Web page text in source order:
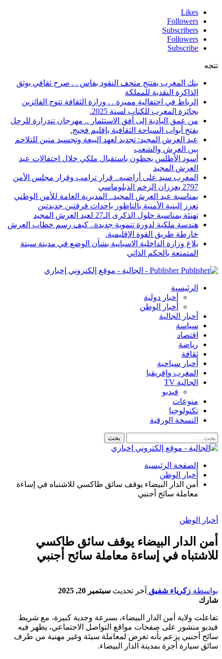
Likes
Followers
Subscribers
Followers
Subscribe
تتجه
بنك المغرب يفتتح متحف النقود بفاس . . صرح ثقافي يوثق
الذاكرة النقدية للمملكة
الرباط في احتفالية مميزة . . وزارة الثقافة تتوج الفائزين
بجائزة المغرب للكتاب لسنة 2025.
من عمق البادية إلى أفق الاستثمار .. مهرجان تندرارة للرحل
يفتح أبواب السياحة الثقافية بإقليم فجيج.
عيد العرش المجيد: تجديد لعهد البيعة وتجسيد متين للتلاحم
بين العرش والشعب
أسود الأطلس يحظون باستقبال ملكي خلال احتفالات عيد
العرش المجيد
المغرب سيد على أراضيه.. قرار ترامب وقرار مجلس الأمن
2797 يعززان الزخم الدبلوماسي
بمناسبة عيد العرش المجيد.. المديرية العامة للأمن الوطني
تعزز البنية الأمنية بالناظور بإحداث فرقتين جديدتين
تهنئة بمناسبة حلول الذكرى الـ27 لعيد العرش المجيد
هندسة ملكية لدورة تنموية جديدة.. كيف رسم خطاب العرش
خارطة طريق القوة الإقليمية.
بلاغ وزارة الداخلية الاسبانية بشأن الوضع في مدينة سبتة
المتمتعة بالحكم الذاتي
Publisher - الجالية - موقع إلكتروني إخباري
الرئيسية
أخبار دولية
أخبار الوطن
أخبار الجالية
سياسة
اقتصاد
رياضة
ثقافة
أخبار سياحية
المغرب وإفريقيا
الجالية TV
فيديو
منوعات
تكنولوجيا
النسخة الورقية
الصفحة الرئيسية
أخبار الوطن
أمن الدار البيضاء يوقف سائق طاكسي للاشتباه في إساءة
معاملة سائح أجنبي
أخبار الوطن
أمن الدار البيضاء يوقف سائق طاكسي
للاشتباه في إساءة معاملة سائح أجنبي
بواسطة زكرياء شفيق آخر تحديث سبتمبر 20, 2025
شارك
تفاعلت ولاية أمن الدار البيضاء، بسرعة وجدية كبيرة، مع شريط
فيديو منشور على صفحات مواقع التواصل الاجتماعي، يظهر فيه
سائح أجنبي يزعم بأنه تعرض لمعاملة سيئة وغير مهنية من طرف
سائق سيارة أجرة بمدينة الدار البيضاء.